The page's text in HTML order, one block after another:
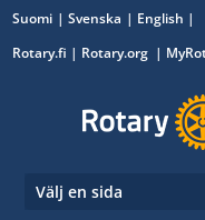
Suomi Svenska
English
Rotary.fi | Rotary.org |
Välj en sida